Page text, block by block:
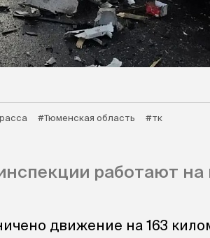
#Тюменская область #тк
работают на
движение на 163